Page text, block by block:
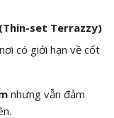
set Terrazzy)
có giới hạn về cốt
nhưng vẫn đảm